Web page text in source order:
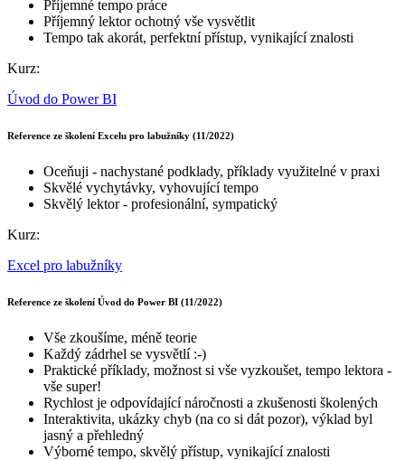
Příjemné tempo práce
Příjemný lektor ochotný vše vysvětlit
Tempo tak akorát, perfektní přístup, vynikající znalosti
Kurz:
Úvod do Power BI
Reference ze školení Excelu pro labužníky (11/2022)
Oceňuji - nachystané podklady, příklady využitelné v praxi
Skvělé vychytávky, vyhovující tempo
Skvělý lektor - profesionální, sympatický
Kurz:
Excel pro labužníky
Reference ze školení Úvod do Power BI (11/2022)
Vše zkoušíme, méně teorie
Každý zádrhel se vysvětlí :-)
Praktické příklady, možnost si vše vyzkoušet, tempo lektora -
vše super!
Rychlost je odpovídající náročnosti a zkušenosti školených
Interaktivita, ukázky chyb (na co si dát pozor), výklad byl
jasný a přehledný
Výborné tempo, skvělý přístup, vynikající znalosti